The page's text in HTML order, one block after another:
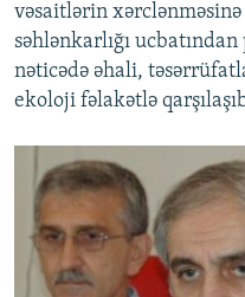
vəsaitlərin
səhlənkarlığı
nəticədə əhali,
ekoloji fəlakətlə